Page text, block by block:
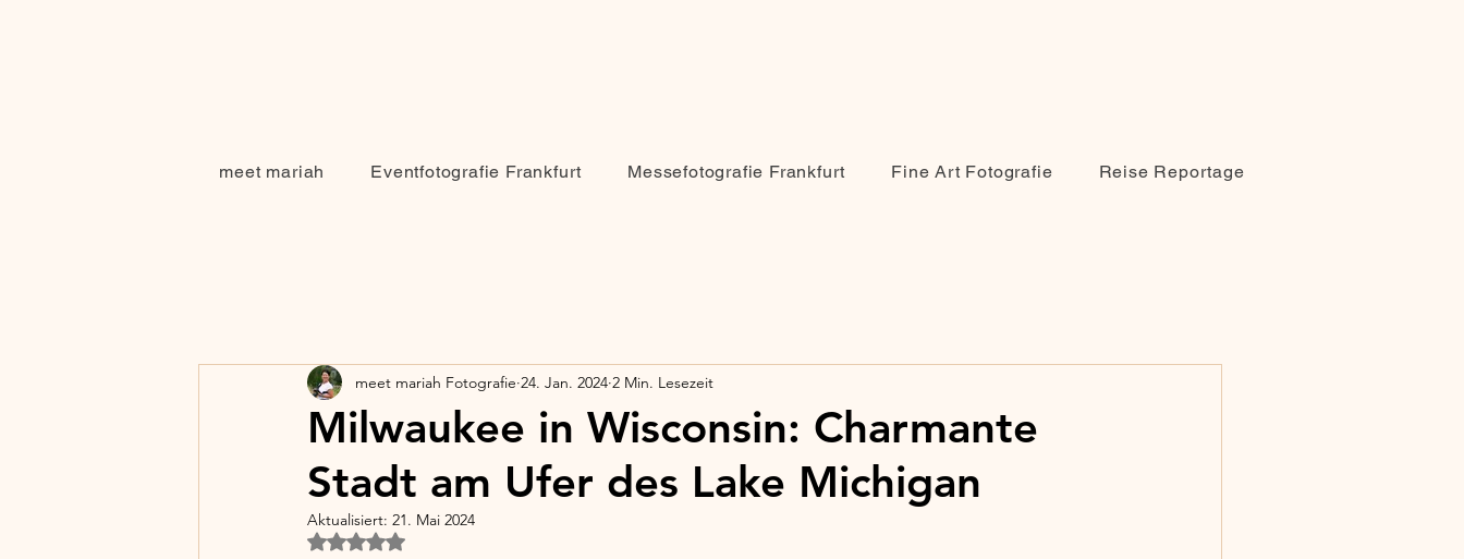
meet mariah Eventfotografie Frankfurt Messefotografie Frankfurt Fine Art Fotografie Reise Reportage
Milwaukee in Wisconsin: Charmante
Stadt am Ufer des Lake Michigan
meet mariah Fotografie 24. Jan. 2024 2 Min. Lesezeit
Aktualisiert: 21. Mai 2024
Mit NaN von 5 Sternen bewertet.